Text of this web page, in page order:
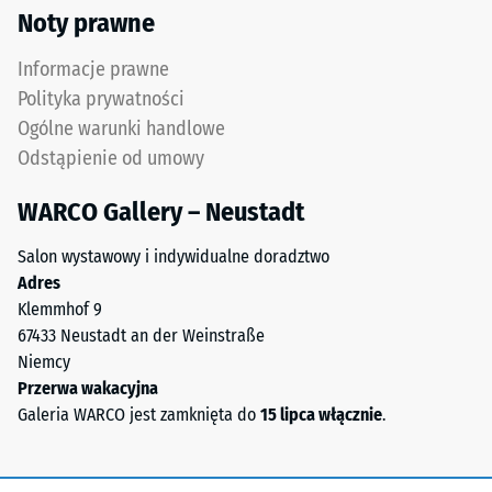
połączonego
stabilizowanym
Powierzchnia
użytkowej
ma
otwartoporową
strukturę.
Warstwę
nośną
wykonano
oczyszczonego,
Przepuszczalność
wody (EN 12616) –
Skala 5 =
Infiltracja ok.
1000 mm/h (1000
l/h/m²)
Odporność
na poślizg
(EN 16165)
– Wartość
skali 4 =
akceptacji
ok. 16°,
grupa R10
Izolacja
skali 3 =
Noty prawne
Informacje prawne
Polityka prywatności
Ogólne warunki handlowe
Odstąpienie od umowy
WARCO Gallery – Neustadt
Salon wystawowy i indywidualne doradztwo
Adres
Klemmhof 9
67433 Neustadt an der Weinstraße
Niemcy
Przerwa wakacyjna
Galeria WARCO jest zamknięta do 15 lipca włącznie.